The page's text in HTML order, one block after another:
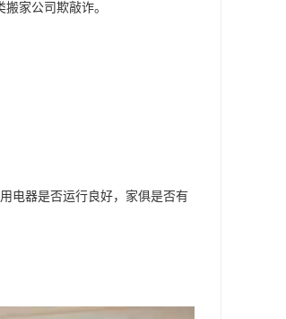
家公司欺敲诈。
电器是否运行良好，家俱是否有